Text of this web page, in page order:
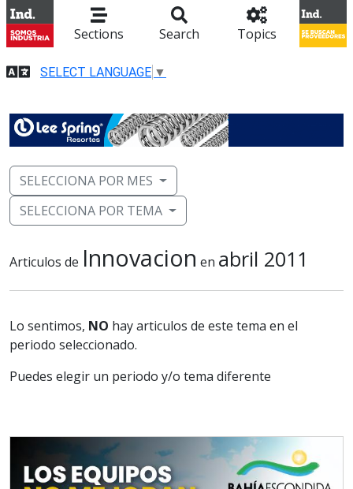
Sections Search Topics
SELECT LANGUAGE ▼
SELECCIONA POR MES
SELECCIONA POR TEMA
Articulos de Innovacion en abril 2011
Lo sentimos, NO hay articulos de este tema en el
periodo seleccionado.
Puedes elegir un periodo y/o tema diferente